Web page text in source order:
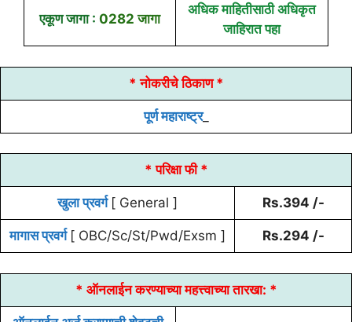
एकूण जागा : 0282 जागा
अधिक माहितीसाठी अधिकृत
जाहिरात पहा
* नोकरीचे ठिकाण *
पूर्ण महाराष्ट्र_
* परिक्षा फी *
खुला प्रवर्ग [ General ] Rs.394 /-
मागास प्रवर्ग [ OBC/Sc/St/Pwd/Exsm ] Rs.294 /-
* ऑनलाईन करण्याच्यामहत्त्वाच्या तारखा: *